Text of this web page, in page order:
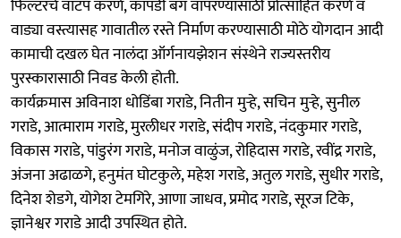
फिल्टरचे वाटप करणे, कापडी बॅग वापरण्यासाठी प्रोत्साहित करणे व
वाड्या वस्त्यासह गावातील रस्ते निर्माण करण्यासाठी मोठे योगदान आदी
कामाची दखल घेत नालंदा ऑर्गनायझेशन संस्थेने राज्यस्तरीय
पुरस्कारासाठी निवड केली होती.
कार्यक्रमास अविनाश धोडिंबा गराडे, नितीन मुऱ्हे, सचिन मुऱ्हे, सुनील
गराडे, आत्माराम गराडे, मुरलीधर गराडे, संदीप गराडे, नंदकुमार गराडे,
विकास गराडे, पांडुरंग गराडे, मनोज वाळुंज, रोहिदास गराडे, रवींद्र गराडे,
अंजना अढाळगे, हनुमंत घोटकुले, महेश गराडे, अतुल गराडे, सुधीर गराडे,
दिनेश शेडगे, योगेश टेमगिरे, आणा जाधव, प्रमोद गराडे, सूरज टिके,
ज्ञानेश्वर गराडे आदी उपस्थित होते.